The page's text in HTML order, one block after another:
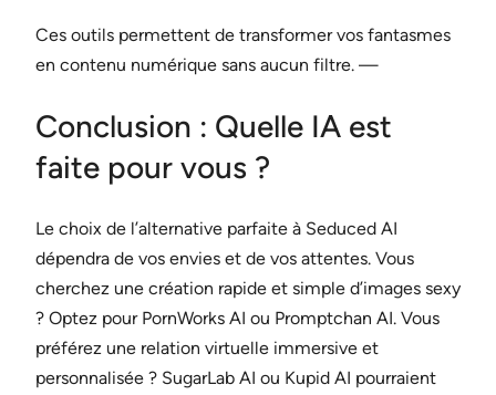
Ces outils permettent de transformer vos fantasmes
en contenu numérique sans aucun filtre. —
Conclusion : Quelle IA est
faite pour vous ?
Le choix de l’alternative parfaite à Seduced AI
dépendra de vos envies et de vos attentes. Vous
cherchez une création rapide et simple d’images sexy
? Optez pour PornWorks AI ou Promptchan AI. Vous
préférez une relation virtuelle immersive et
personnalisée ? SugarLab AI ou Kupid AI pourraient